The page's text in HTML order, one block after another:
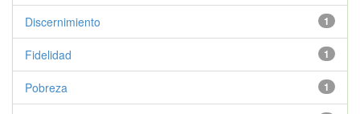
1
Discernimiento
1
Fidelidad
1
Pobreza